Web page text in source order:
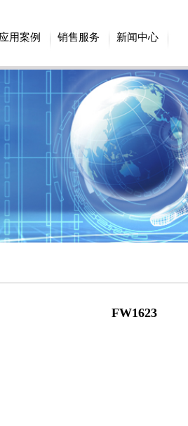
应用案例 销售服务 新闻中心
FW1623